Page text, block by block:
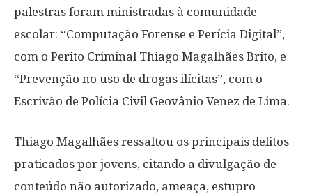
palestras foram ministradas à comunidade
escolar: “Computação Forense e Perícia Digital”,
com o Perito Criminal Thiago Magalhães Brito, e
“Prevenção no uso de drogas ilícitas”, com o
Escrivão de Polícia Civil Geovânio Venez de Lima.
Thiago Magalhães ressaltou os principais delitos
praticados por jovens, citando a divulgação de
conteúdo não autorizado, ameaça, estupro